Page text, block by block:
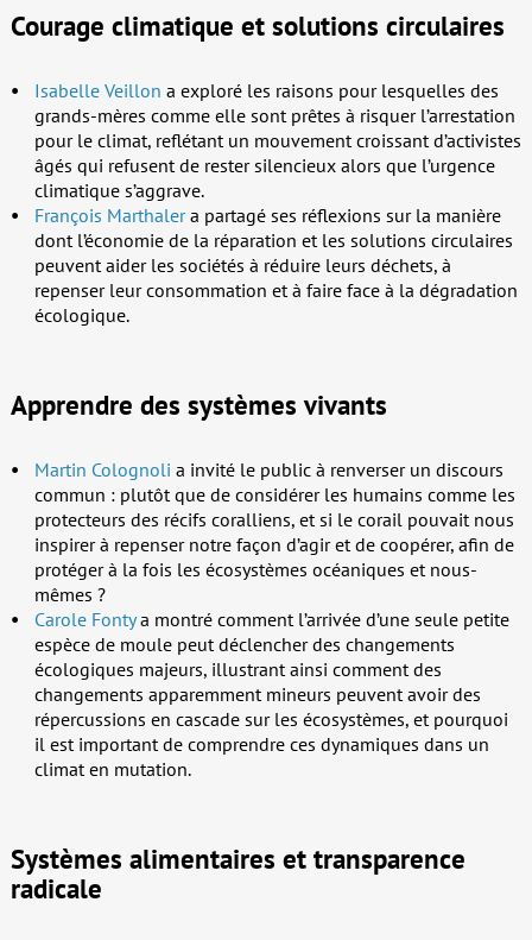
Courage climatique et solutions circulaires
Isabelle Veillon a exploré les raisons pour lesquelles des
grands-mères comme elle sont prêtes à risquer l’arrestation
pour le climat, reflétant un mouvement croissant d’activistes
âgés qui refusent de rester silencieux alors que l’urgence
climatique s’aggrave.
François Marthalera partagé ses réflexions sur la manière
dont l’économie de la réparation et les solutions circulaires
peuvent aider les sociétés à réduire leurs déchets, à
repenser leur consommation et à faire face à la dégradation
écologique.
Apprendre des systèmes vivants
Martin Colognoli a invité le public à renverser un discours
commun : plutôt que de considérer les humains comme les
protecteurs des récifs coralliens, et si le corail pouvait nous
inspirer à repenser notre façon d’agir et de coopérer, afin de
protéger à la fois les écosystèmes océaniques et nous-
mêmes ?
Carole Fontya montré comment l’arrivée d’une seule petite
espèce de moule peut déclencher des changements
écologiques majeurs, illustrant ainsi comment des
changements apparemment mineurs peuvent avoir des
répercussions en cascade sur les écosystèmes, et pourquoi
il est important de comprendre ces dynamiques dans un
climat en mutation.
Systèmes alimentaires et transparence
radicale